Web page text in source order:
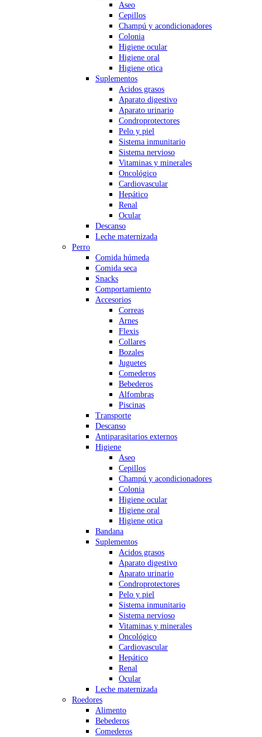
Aseo
Cepillos
Champú y acondicionadores
Colonia
Higiene ocular
Higiene oral
Higiene otica
Suplementos
Acidos grasos
Aparato digestivo
Aparato urinario
Condroprotectores
Pelo y piel
Sistema inmunitario
Sistema nervioso
Vitaminas y minerales
Oncológico
Cardiovascular
Hepático
Renal
Ocular
Descanso
Leche maternizada
Perro
Comida húmeda
Comida seca
Snacks
Comportamiento
Accesorios
Correas
Arnes
Flexis
Collares
Bozales
Juguetes
Comederos
Bebederos
Alfombras
Piscinas
Transporte
Descanso
Antiparasitarios externos
Higiene
Aseo
Cepillos
Champú y acondicionadores
Colonia
Higiene ocular
Higiene oral
Higiene otica
Bandana
Suplementos
Acidos grasos
Aparato digestivo
Aparato urinario
Condroprotectores
Pelo y piel
Sistema inmunitario
Sistema nervioso
Vitaminas y minerales
Oncológico
Cardiovascular
Hepático
Renal
Ocular
Leche maternizada
Roedores
Alimento
Bebederos
Comederos